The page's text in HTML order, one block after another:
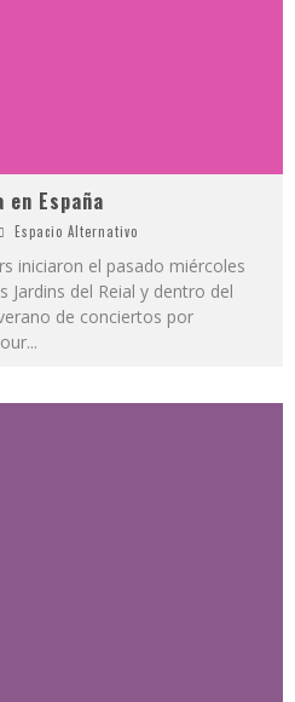
España
Espacio Alternativo
iniciaron el pasado miércoles
Jardins del Reial y dentro del
de conciertos por
...